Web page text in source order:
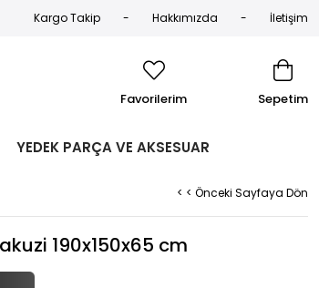
Kargo Takip Hakkımızda İletişim
Sepetim
Favorilerim
YEDEK PARÇA VE AKSESUAR
< < Önceki Sayfaya Dön
190x150x65 cm